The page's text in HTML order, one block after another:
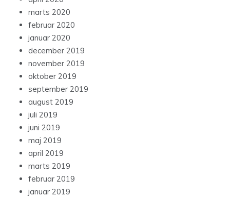
marts 2020
februar 2020
januar 2020
december 2019
november 2019
oktober 2019
september 2019
august 2019
juli 2019
juni 2019
maj 2019
april 2019
marts 2019
februar 2019
januar 2019